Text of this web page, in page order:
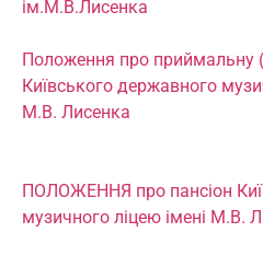
ім.М.В.Лисенка
Положення про приймальну
Київського державного
М.В. Лисенка
ПОЛОЖЕННЯ про пансіон
музичного ліцею імені М.В.